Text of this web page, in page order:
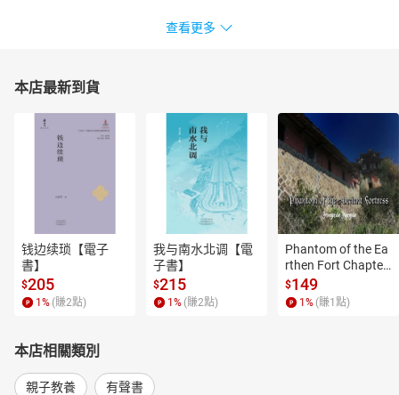
查看更多
本店最新到貨
钱边续琐【電子
書】
$205
1 % (賺2點)
我与南水北调【電
子書】
$215
1 % (賺2點)
Phantom of the Ea
rthen Fort Chapter
4【有聲書】
$149
1 % (賺1 點)
本店相關類別
親子教養 有聲書